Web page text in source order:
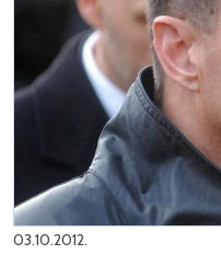
03.10.2012.